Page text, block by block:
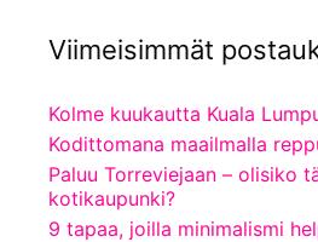
Viimeisimmät
Kolme kuukautta Kuala
Kodittomana maailmalla
Paluu Torreviejaan – olisiko
kotikaupunki?
9 tapaa, joilla minimalismi